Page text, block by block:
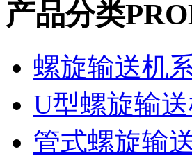
产品分类
螺旋输送机
U型螺旋输
管式螺旋输